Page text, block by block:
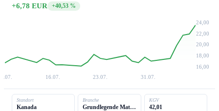
+6,78 EUR +40,53 %
24,00
22,00
20,00
18,00
16,00
16.07. 23.07. 31.07.
Standort
Kanada
Branche
Grundlegende Materialien
KGV
42,01